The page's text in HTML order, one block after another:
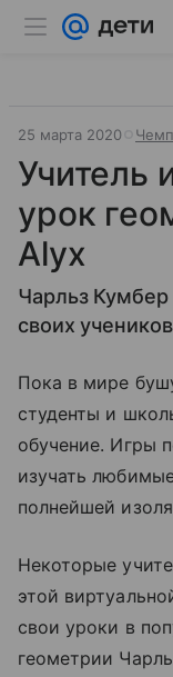
25 марта 2020
Учитель
урок
Alyx
Чарльз
своих
Пока в мире
студенты и
обучение. Игры
изучать
полнейшей
Некоторые
этой
свои уроки в
геометрии